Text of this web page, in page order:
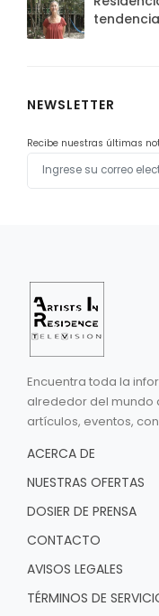
NEWSLETTER
Recibe nuestras últimas
Encuentra toda la
alrededor del mundo
artículos, eventos,
ACERCA DE
NUESTRAS OFERTAS
DOSIER DE PRENSA
CONTACTO
AVISOS LEGALES
TÉRMINOS DE